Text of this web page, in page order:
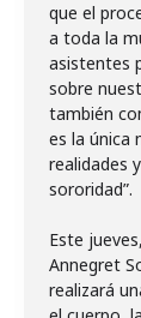
que el
a toda la
asistentes
sobre
también
es la única
realidades
sororidad”.
Este
Annegret
realizará